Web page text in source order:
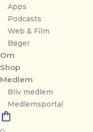
Apps
Podcasts
Web & Film
Bøger
Om
Shop
Medlem
Bliv medlem
Medlemsportal